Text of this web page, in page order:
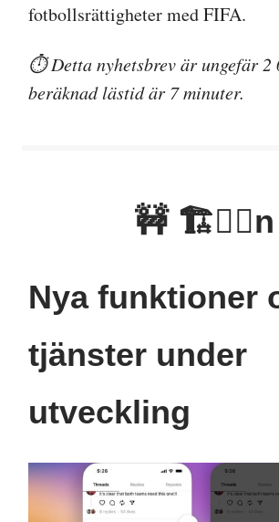
fotbollsrättigheter med FIFA.
⏱️ Detta nyhetsbrev är ungefär 2
beräknad lästid är 7 minuter.
🚧 🏗👷‍♂️n
Nya funktioner
tjänster under
utveckling